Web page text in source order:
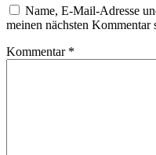
Name, E-Mail-Adresse
meinen nächsten Kommentar
Kommentar *